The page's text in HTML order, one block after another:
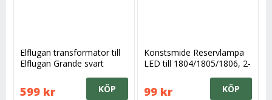
Elflugan transformator till
Elflugan Grande svart
599 kr KÖP
Konstsmide Reservlampa
LED till 1804/1805/1806, 2-
99 kr KÖP